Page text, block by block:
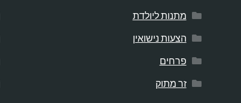
מתנות ליולדת
הצעות נישואין
פרחים
זר מתוק